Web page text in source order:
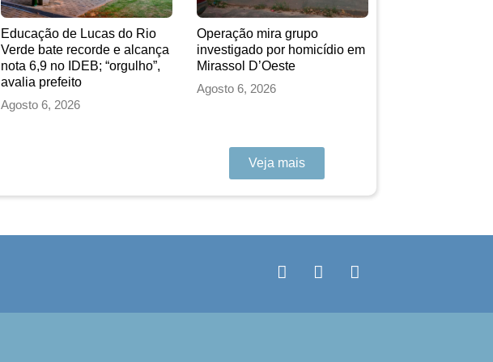
Educação de Lucas do Rio
Verde bate recorde e alcança
nota 6,9 no IDEB; “orgulho”,
avalia prefeito
Agosto 6, 2026
Operação mira grupo
investigado por homicídio em
Mirassol D’Oeste
Agosto 6, 2026
Veja mais